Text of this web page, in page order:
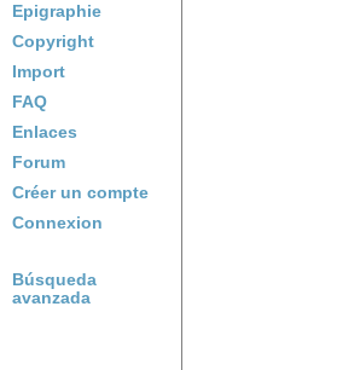
Epigraphie
Copyright
Import
FAQ
Enlaces
Forum
Créer un compte
Connexion
Búsqueda
avanzada